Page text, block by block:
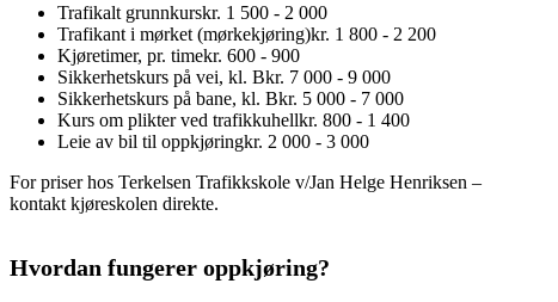
Trafikalt grunnkurskr. 1 500 - 2 000
Trafikant i mørket (mørkekjøring)kr. 1 800 - 2 200
Kjøretimer, pr. timekr. 600 - 900
Sikkerhetskurs på vei, kl. Bkr. 7 000 - 9 000
Sikkerhetskurs på bane, kl. Bkr. 5 000 - 7 000
Kurs om plikter ved trafikkuhellkr. 800 - 1 400
Leie av bil til oppkjøringkr. 2 000 - 3 000
For priser hos Terkelsen Trafikkskole v/Jan Helge Henriksen –
kontakt kjøreskolen direkte.
Hvordan fungerer oppkjøring?